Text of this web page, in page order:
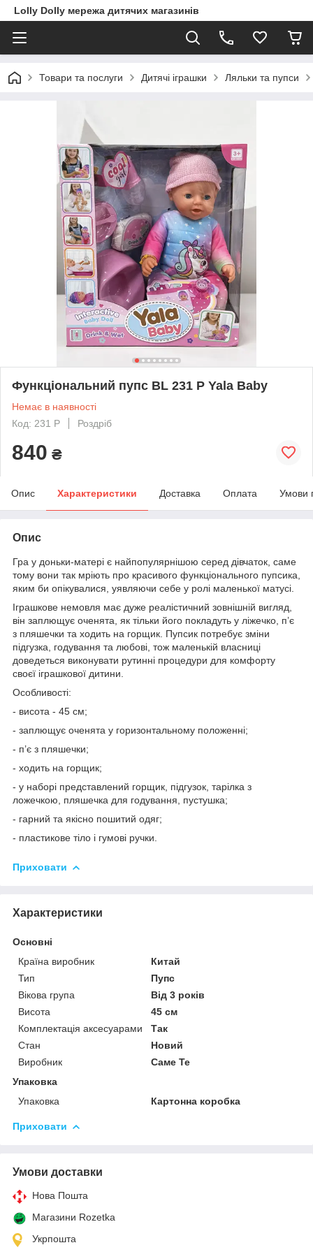
Lolly Dolly мережа дитячих магазинів
Товари та послуги Дитячі іграшки Ляльки та пупси
Функціональний пупс BL 231 P Yala Baby
Немає в наявності
Код: 231 P
Роздріб
840 ₴
Опис Характеристики Доставка Оплата Умови
Опис
Гра у доньки-матері є найпопулярнішою серед дівчаток, саме
тому вони так мріють про красивого функціонального пупсика,
яким би опікувалися, уявляючи себе у ролі маленької матусі.
Іграшкове немовля має дуже реалістичний зовнішній вигляд,
він заплющує оченята, як тільки його покладуть у ліжечко, п’є
з пляшечки та ходить на горщик. Пупсик потребує зміни
підгузка, годування та любові, тож маленькій власниці
доведеться виконувати рутинні процедури для комфорту
своєї іграшкової дитини.
Особливості:
- висота - 45 см;
- заплющує оченята у горизонтальному положенні;
- п’є з пляшечки;
- ходить на горщик;
- у наборі представлений горщик, підгузок, тарілка з
ложечкою, пляшечка для годування, пустушка;
- гарний та якісно пошитий одяг;
- пластикове тіло і гумові ручки.
Приховати
Характеристики
Основні
Країна виробник
Китай
Тип
Пупс
Вікова група
Від 3 років
Висота
45 см
Комплектація аксесуарами
Так
Стан
Новий
Виробник
Саме Те
Упаковка
Упаковка
Картонна коробка
Приховати
Умови доставки
Нова Пошта
Магазини Rozetka
Укрпошта